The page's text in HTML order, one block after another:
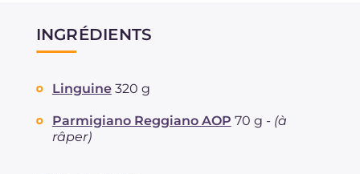
INGRÉDIENTS
Linguine 320 g
Parmigiano Reggiano AOP 70 g - (à
râper)